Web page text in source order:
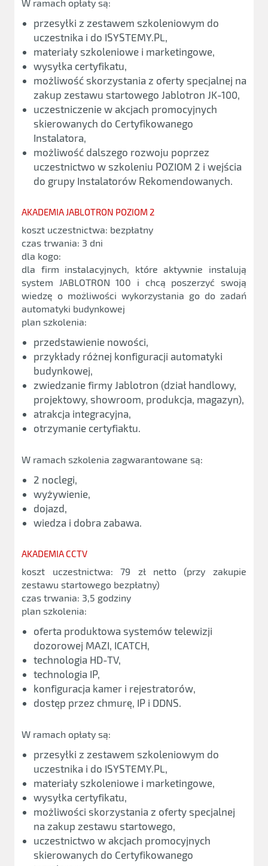
W ramach opłaty są:
przesyłki z zestawem szkoleniowym do
uczestnika i do ISYSTEMY.PL,
materiały szkoleniowe i marketingowe,
wysyłka certyfikatu,
możliwość skorzystania z oferty specjalnej na
zakup zestawu startowego Jablotron JK-100,
uczestniczenie w akcjach promocyjnych
skierowanych do Certyfikowanego
Instalatora,
możliwość dalszego rozwoju poprzez
uczestnictwo w szkoleniu POZIOM 2 i wejścia
do grupy Instalatorów Rekomendowanych.
AKADEMIA JABLOTRON POZIOM 2
koszt uczestnictwa: bezpłatny
czas trwania: 3 dni
dla kogo:
dla firm instalacyjnych, które aktywnie instalują
system JABLOTRON 100 i chcą poszerzyć swoją
wiedzę o możliwości wykorzystania go do zadań
automatyki budynkowej
plan szkolenia:
przedstawienie nowości,
przykłady różnej konfiguracji automatyki
budynkowej,
zwiedzanie firmy Jablotron (dział handlowy,
projektowy, showroom, produkcja, magazyn),
atrakcja integracyjna,
otrzymanie certyfiaktu.
W ramach szkolenia zagwarantowane są:
2 noclegi,
wyżywienie,
dojazd,
wiedza i dobra zabawa.
AKADEMIA CCTV
koszt uczestnictwa: 79 zł netto (przy zakupie
zestawu startowego bezpłatny)
czas trwania: 3,5 godziny
plan szkolenia:
oferta produktowa systemów telewizji
dozorowej MAZI, ICATCH,
technologia HD-TV,
technologia IP,
konfiguracja kamer i rejestratorów,
dostęp przez chmurę, IP i DDNS.
W ramach opłaty są:
przesyłki z zestawem szkoleniowym do
uczestnika i do ISYSTEMY.PL,
materiały szkoleniowe i marketingowe,
wysyłka certyfikatu,
możliwości skorzystania z oferty specjalnej
na zakup zestawu startowego,
uczestnictwo w akcjach promocyjnych
skierowanych do Certyfikowanego